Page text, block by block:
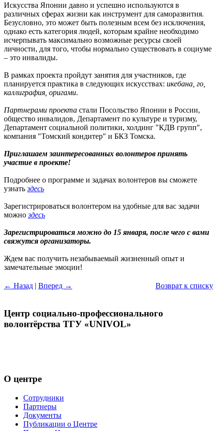
Искусства Японии давно и успешно используются в
различных сферах жизни как инструмент для саморазвития.
Безусловно, это может быть полезным всем без исключения,
однако есть категория людей, которым крайне необходимо
исчерпывать максимально возможные ресурсы своей
личности, для того, чтобы нормально существовать в социуме
– это инвалиды.
В рамках проекта пройдут занятия для участников, где
планируется практика в следующих искусствах: икебана, го,
каллиграфия, оригами.
Партнерами проекта стали Посольство Японии в России,
общество инвалидов, Департамент по культуре и туризму,
Департамент социальной политики, холдинг "КДВ групп",
компания "Томский кондитер" и БКЗ Томска.
Приглашаем заинтересованных волонтеров принять
участие в проекте!
Подробнее о программе и задачах волонтеров вы сможете
узнатьздесь
Зарегистрироваться волонтером на удобные для вас задачи
можноздесь
Зарегистрироваться можно до 15 января, после чего с вами
свяжутся организаторы.
Ждем вас получить незабываемый жизненный опыт и
замечательные эмоции!
Возврат к списку
← Назад | Вперед →
Центр социально-профессионального
волонтёрства ТГУ «UNIVOL»
О центре
Сотрудники
Партнеры
Документы
Публикации о Центре